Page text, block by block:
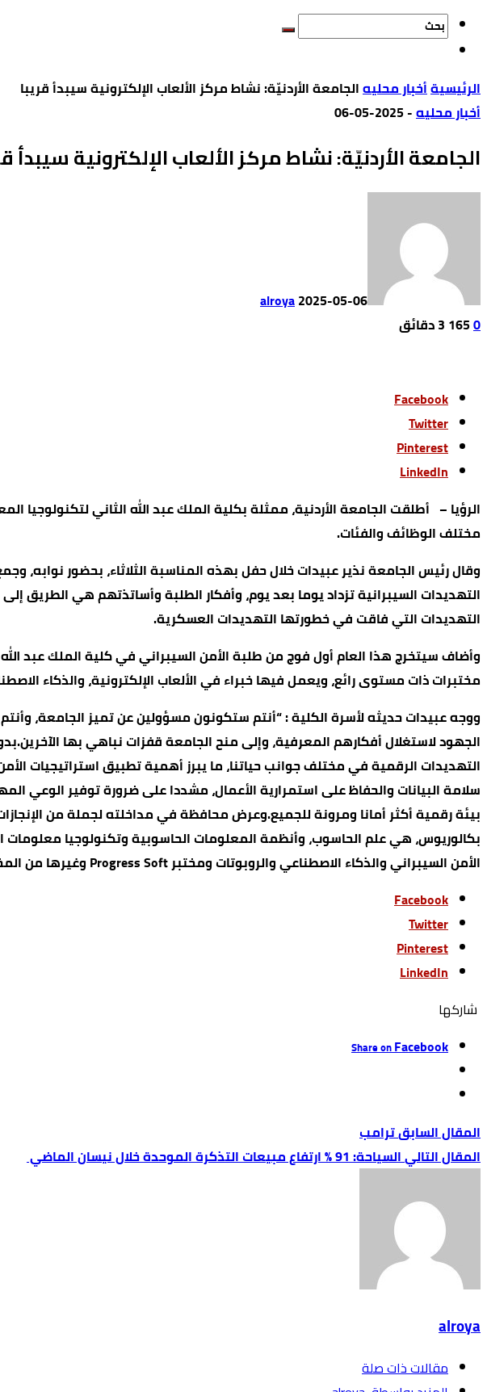
‫الرئيسية‬أخبار محليهالجامعة الأردنيّة: نشاط مركز الألعاب الإلكترونية سيبدأ قريبا
أخبار محليه-
2025-05-06
الجامعة الأردنيّة: نشاط مركز الألعاب الإلكترونية سيبدأ
alroya2025-05-06
0
165 3 ‫دقائق‬
Facebook
Twitter
Pinterest
LinkedIn
مختلف الوظائف والفئات.
وقال رئيس الجامعة نذير عبيدات خلال حفل بهذه المناسبة الثلاثاء، بحضور
التهديدات السيبرانية تزداد يوما بعد يوم، وأفكار الطلبة وأساتذتهم هي الطريق
التهديدات التي فاقت في خطورتها التهديدات العسكرية.
مختبرات ذات مستوى رائع، ويعمل فيها خبراء في الألعاب الإلكترونية، والذكاء
ووجه عبيدات حديثه لأسرة الكلية : “أنتم ستكونون مسؤولين عن تميز الجامعة،
الجهود لاستغلال أفكارهم المعرفية، وإلى منح الجامعة قفزات نباهي بها
التهديدات الرقمية في مختلف جوانب حياتنا، ما يبرز أهمية تطبيق استراتيجيات
سلامة البيانات والحفاظ على استمرارية الأعمال، مشددا على ضرورة توفير الوعي
الأمن السيبراني والذكاء الاصطناعي والروبوتات ومختبر Progress Soft وغيرها من المختبرات التي يجري تحديثها بدعم من الشركاء الاستراتيجيين للكلية.
Facebook
Twitter
Pinterest
LinkedIn
‫‫ شاركها‬
Share onFacebook
ترامب
السياحة: 91 % ارتفاع مبيعات التذكرة الموحدة خلال نيسان الماضي ‎
alroya
‫مقالات ذات صلة‬